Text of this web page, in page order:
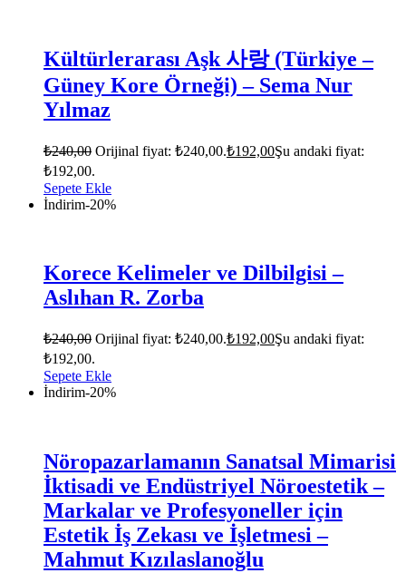
Kültürlerarası Aşk 사랑 (Türkiye –
Güney Kore Örneği) – Sema Nur
Yılmaz
₺240,00 Orijinal fiyat: ₺240,00.₺192,00Şu andaki fiyat:
₺192,00.
Sepete Ekle
İndirim-20%
Korece Kelimeler ve Dilbilgisi –
Aslıhan R. Zorba
₺240,00 Orijinal fiyat: ₺240,00.₺192,00Şu andaki fiyat:
₺192,00.
Sepete Ekle
İndirim-20%
Nöropazarlamanın Sanatsal Mimarisi
İktisadi ve Endüstriyel Nöroestetik –
Markalar ve Profesyoneller için
Estetik İş Zekası ve İşletmesi –
Mahmut Kızılaslanoğlu